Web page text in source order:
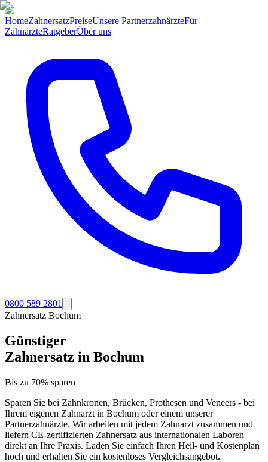
HomeZahnersatzPreiseUnsere PartnerzahnärzteFür
ZahnärzteRatgeberÜber uns
0800 589 2801
Zahnersatz Bochum
Günstiger
Zahnersatz in Bochum
Bis zu 70% sparen
Sparen Sie bei Zahnkronen, Brücken, Prothesen und Veneers - bei
Ihrem eigenen Zahnarzt in Bochum oder einem unserer
Partnerzahnärzte. Wir arbeiten mit jedem Zahnarzt zusammen und
liefern CE-zertifizierten Zahnersatz aus internationalen Laboren
direkt an Ihre Praxis. Laden Sie einfach Ihren Heil- und Kostenplan
hoch und erhalten Sie ein kostenloses Vergleichsangebot.